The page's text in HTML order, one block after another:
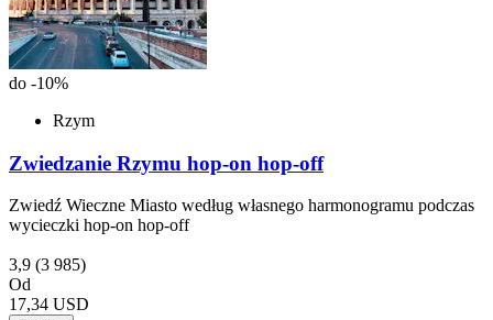
do -10%
Rzym
Zwiedzanie Rzymu hop-on hop-off
Zwiedź Wieczne Miasto według własnego harmonogramu podczas
wycieczki hop-on hop-off
3,9 (3 985)
Od
17,34 USD